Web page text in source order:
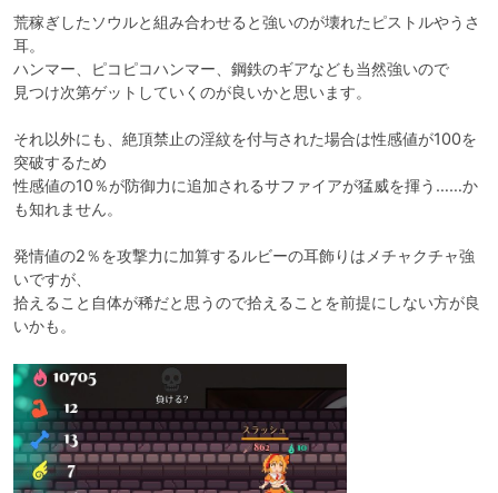
荒稼ぎしたソウルと組み合わせると強いのが壊れたピストルやうさ
耳。
ハンマー、ピコピコハンマー、鋼鉄のギアなども当然強いので
見つけ次第ゲットしていくのが良いかと思います。
それ以外にも、絶頂禁止の淫紋を付与された場合は性感値が100を
突破するため
性感値の10％が防御力に追加されるサファイアが猛威を揮う……か
も知れません。
発情値の2％を攻撃力に加算するルビーの耳飾りはメチャクチャ強
いですが、
拾えること自体が稀だと思うので拾えることを前提にしない方が良
いかも。